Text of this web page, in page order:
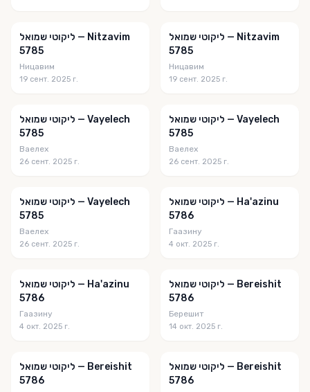
Двар Малхут
Еженедельный хасидут
ЖУРНАЛ "Биркат ЭлиГу"
ИГРОТ КОДЕШ (ПИСЬМА РЕБЕ)
Колодец Торы
Колодец Торы Буклет
Любите делать добро
Маамар БАТИ ЛЕ-ГАНИ
ליקוטי שמואל — Nitzavim
5785
Ницавим
19 сент. 2025 г.
ליקוטי שמואל — Nitzavim
5785
Ницавим
19 сент. 2025 г.
ליקוטי שמואל — Vayelech
5785
Ваелех
26 сент. 2025 г.
ליקוטי שמואל — Vayelech
5785
Ваелех
26 сент. 2025 г.
ליקוטי שמואל — Vayelech
5785
Ваелех
26 сент. 2025 г.
ליקוטי שמואל — Ha'azinu
5786
Гаазину
4 окт. 2025 г.
ליקוטי שמואל — Ha'azinu
5786
Гаазину
4 окт. 2025 г.
ליקוטי שמואל — Bereishit
5786
Берешит
14 окт. 2025 г.
ליקוטי שמואל — Bereishit
5786
ליקוטי שמואל — Bereishit
5786